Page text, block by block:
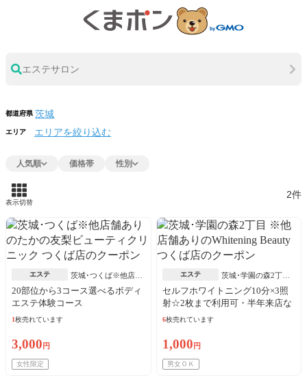
エステサロン
都道府県
エリア エリアを絞り込む
人気順 価格帯 性別
表示切替
2件
エステ
茨城･つくば※他店舗
あり
20部位から3コース選べるボディ
エステ体験コース
1枚売れています
3,000 円
女性限定
エステ
茨城･学園の森2丁目
※他店舗あり
セルフホワイトニング10分×3照
射☆2枚まで利用可・半年来店な
い方再来可
6枚売れています
1,000 円
男女ＯＫ